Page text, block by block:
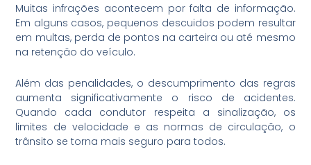
Muitas infrações acontecem por falta de informação.
Em alguns casos, pequenos descuidos podem resultar
em multas, perda de pontos na carteira ou até mesmo
na retenção do veículo.
Além das penalidades, o descumprimento das regras
aumenta significativamente o risco de acidentes.
Quando cada condutor respeita a sinalização, os
limites de velocidade e as normas de circulação, o
trânsito se torna mais seguro para todos.